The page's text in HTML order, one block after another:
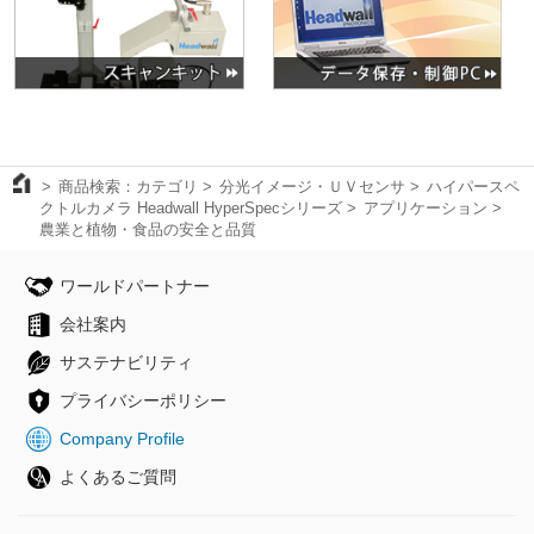
商品検索：カテゴリ 分光イメージ・ＵＶセンサ
ハイパースペ
クトルカメラ Headwall HyperSpecシリーズ
アプリケーション
農業と植物・食品の安全と品質
ワールドパートナー
会社案内
サステナビリティ
プライバシーポリシー
Company Profile
よくあるご質問